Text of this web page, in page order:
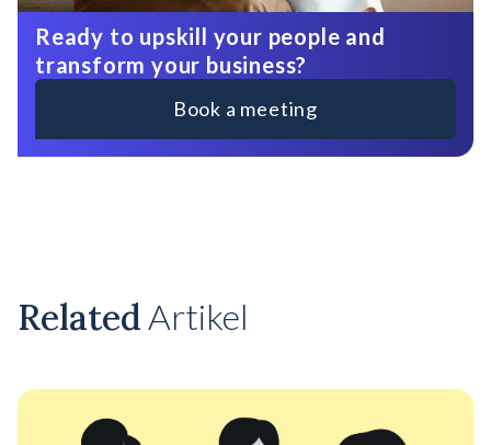
Ready to upskill your people and
transform your business?
Book a meeting
RelatedArtikel